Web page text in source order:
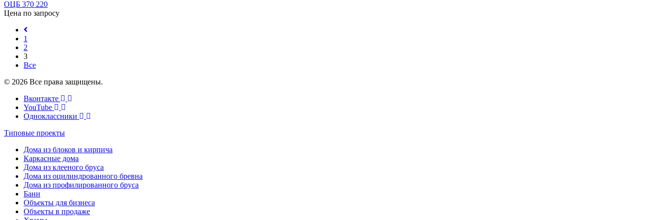
ОЦБ 370 220
Цена по запросу
1
2
3
Все
© 2026 Все права защищены.
Вконтакте
YouTube
Одноклассники
Типовые проекты
Дома из блоков и кирпича
Каркасные дома
Дома из клееного бруса
Дома из оцилиндрованного бревна
Дома из профилированного бруса
Бани
Объекты для бизнеса
Объекты в продаже